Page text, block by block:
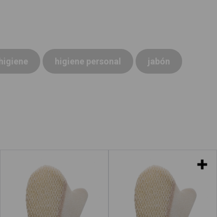
higiene personal jabón
Manopla de baño Manoplas de baño